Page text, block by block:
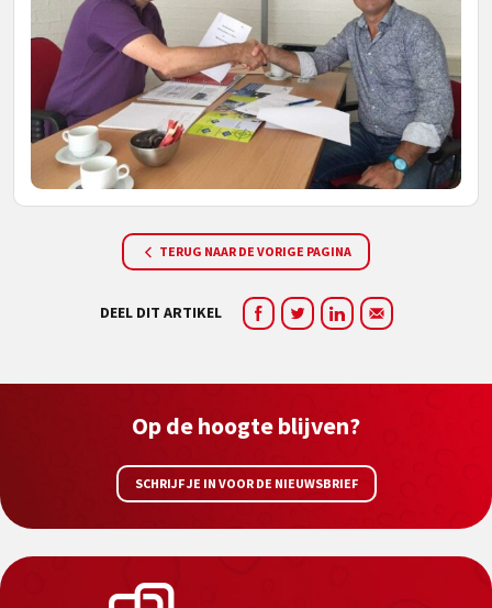
TERUG NAAR DE VORIGE PAGINA
DEEL DIT ARTIKEL
Op de hoogte blijven?
SCHRIJF JE IN VOOR DE NIEUWSBRIEF